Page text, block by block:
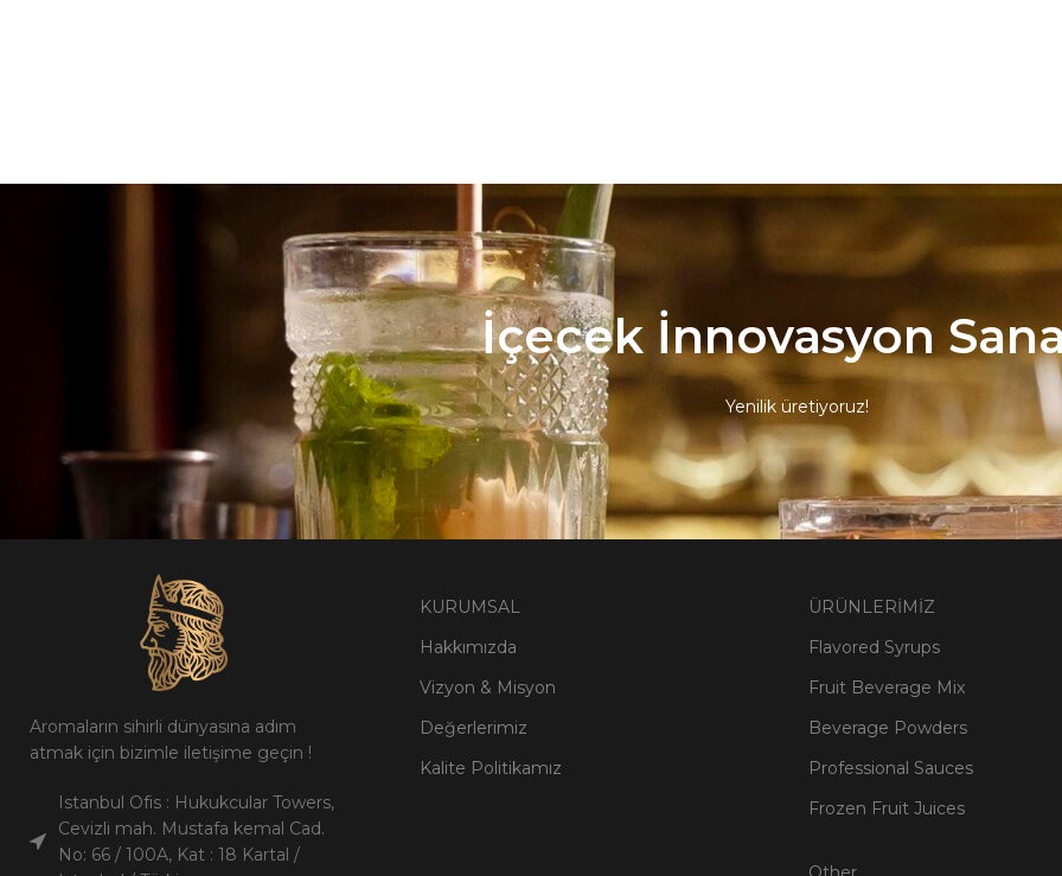
İçecek İnnovasyon
Yenilik üretiyoruz!
Aromaların sihirli dünyasına adım
atmak için bizimle iletişime geçin !
Istanbul Ofis : Hukukcular Towers,
Cevizli mah. Mustafa kemal Cad.
No: 66 / 100A, Kat : 18 Kartal /
KURUMSAL
Hakkımızda
Vizyon & Misyon
Değerlerimiz
Kalite Politikamız
ÜRÜNLERİMİZ
Flavored Syrups
Fruit Beverage Mix
Beverage Powders
Professional Sauces
Frozen Fruit Juices